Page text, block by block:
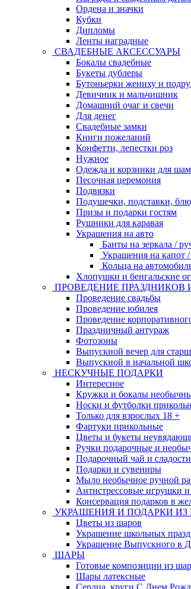
Ордена и значки
Кубки
Дипломы
Ленты наградные
СВАДЕБНЫЕ АКСЕССУАРЫ
Бокалы свадебные
Букеты дублеры
Бутоньерки жениху и
Девичник и мальчишник
Домашний очаг и свечи
Для денег
Свадебные замки
Книги пожеланий
Конфетти, лепестки роз
Нужное
Одежда и корзинки для
Песочная церемония
Подвязки
Подушечки, подставки,
Призы и подарки гостям
Рушники для каравая
Украшения на авто
Банты на зеркала /
Украшения на капот /
Кольца на
Хлопушки и бенгальские
ПРОВЕДЕНИЕ ПРАЗДНИКОВ
Проведение свадьбы
Проведение юбилея
Проведение
Праздничный антураж
Фотозоны
Выпускной вечер для
Выпускной в начальной
НЕСКУЧНЫЕ ПОДАРКИ
Интересное
Кружки и бокалы
Носки и футболки
Только для взрослых 18 +
Фартуки прикольные
Цветы и букеты
Ручки подарочные и
Подарочный чай и сладости
Подарки и сувениры
Мыло необычное ручной
Антистрессовые игрушки
Консервация подарков в
УКРАШЕНИЯ И ПОДАРКИ
Цветы из шаров
Украшение школьных
Украшение Выпускного в
ШАРЫ
Готовые композиции из
Шары латексные
Сердца, круги С Днем